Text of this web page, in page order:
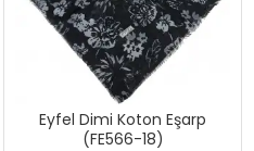
Eyfel Dimi Koton Eşarp
(FE566-18)